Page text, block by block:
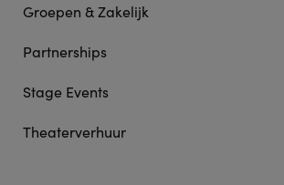
Groepen & Zakelijk
Partnerships
Stage Events
Theaterverhuur